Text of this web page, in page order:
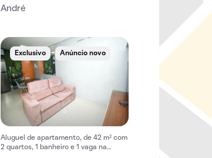
André
Exclusivo Anúncio novo
Aluguel de apartamento, de 42 m² com
2 quartos, 1 banheiro e 1 vaga na